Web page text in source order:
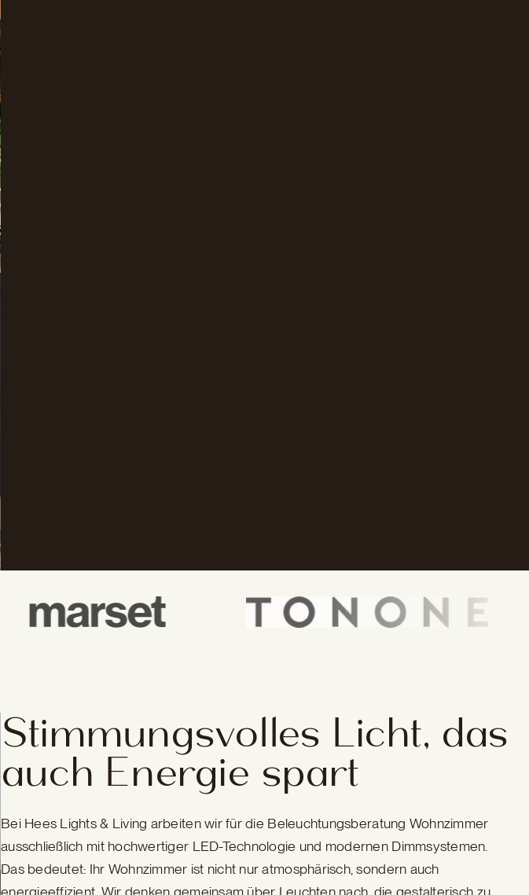
Stimmungsvolles Licht, das
auch Energie spart
Bei Hees Lights & Living arbeiten wir für die Beleuchtungsberatung Wohnzimmer
ausschließlich mit hochwertiger LED-Technologie und modernen Dimmsystemen.
Das bedeutet: Ihr Wohnzimmer ist nicht nur atmosphärisch, sondern auch
energieeffizient. Wir denken gemeinsam über Leuchten nach, die gestalterisch zu